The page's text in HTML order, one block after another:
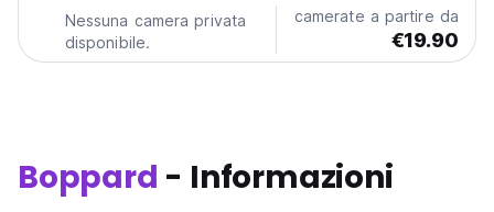
Nessuna camera privata
disponibile.
camerate a partire da
€19.90
Boppard - Informazioni